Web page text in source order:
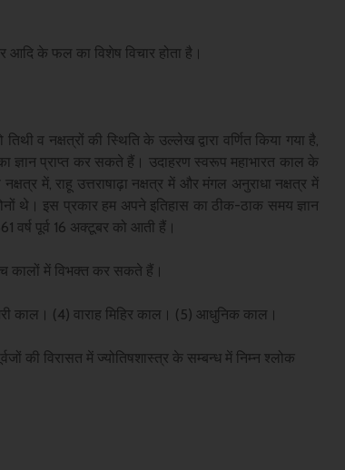
आदि के फल का विशेष विचार होता है।
व नक्षत्रों की स्थिति के उल्लेख द्वारा वर्णित किया गया है,
प्राप्त कर सकते हैं। उदाहरण स्वरूप महाभारत काल के
में, राहू उत्तराषाढ़ा नक्षत्र में और मंगल अनुराधा नक्षत्र में
थे। इस प्रकार हम अपने इतिहास का ठीक-ठाक समय ज्ञान
वर्ष पूर्व 16 अक्टूबर को आती हैं।
कालों में विभक्त कर सकते हैं।
काल। (4) वाराह मिहिर काल। (5) आधुनिक काल।
की विरासत में ज्योतिषशास्त्र के सम्बन्ध में निम्न श्लोक